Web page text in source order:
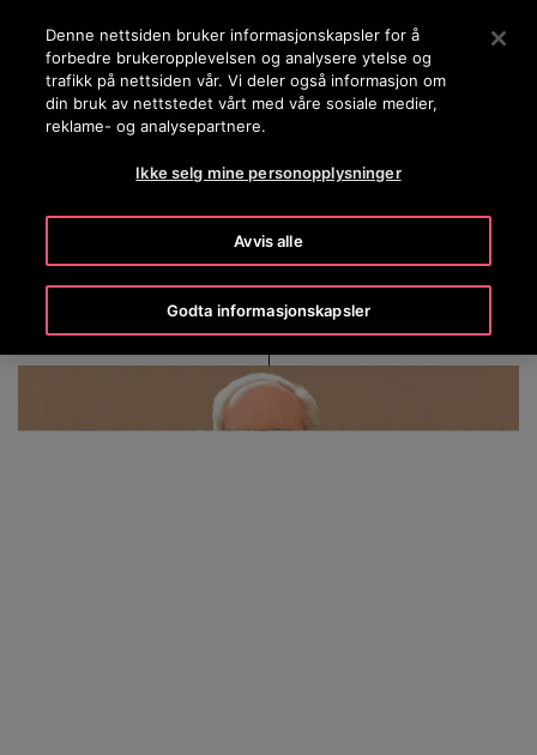
Trykk ENTER for å hoppe til Hovedinnhold
SØK
Christopher J. Kearney
Denne nettsiden bruker informasjonskapsler for å
forbedre brukeropplevelsen og analysere ytelse og
trafikk på nettsiden vår. Vi deler også informasjon om
din bruk av nettstedet vårt med våre sosiale medier,
reklame- og analysepartnere.
Ikke selg mine personopplysninger
Avvis alle
Godta informasjonskapsler